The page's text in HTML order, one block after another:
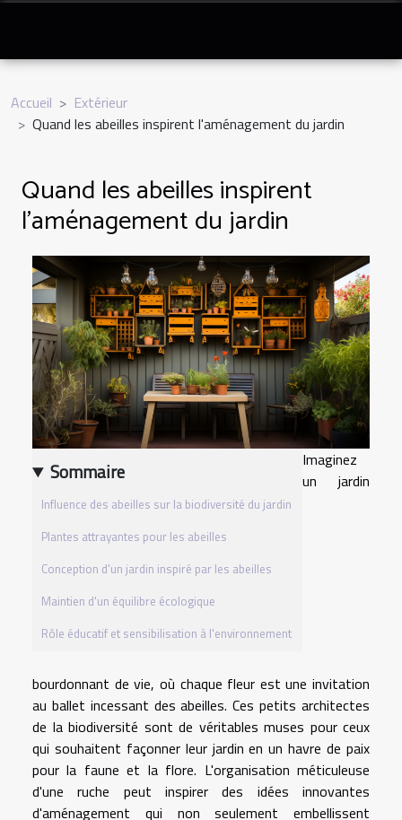
Accueil
Extérieur
Quand les abeilles inspirent l'aménagement du jardin
Quand les abeilles inspirent
l'aménagement du jardin
Sommaire
Influence des abeilles sur la biodiversité du jardin
Plantes attrayantes pour les abeilles
Conception d'un jardin inspiré par les abeilles
Maintien d'un équilibre écologique
Rôle éducatif et sensibilisation à l'environnement
Imaginez
un jardin
bourdonnant de vie, où chaque fleur est une invitation
au ballet incessant des abeilles. Ces petits architectes
de la biodiversité sont de véritables muses pour ceux
qui souhaitent façonner leur jardin en un havre de paix
pour la faune et la flore. L'organisation méticuleuse
d'une ruche peut inspirer des idées innovantes
d'aménagement qui non seulement embellissent